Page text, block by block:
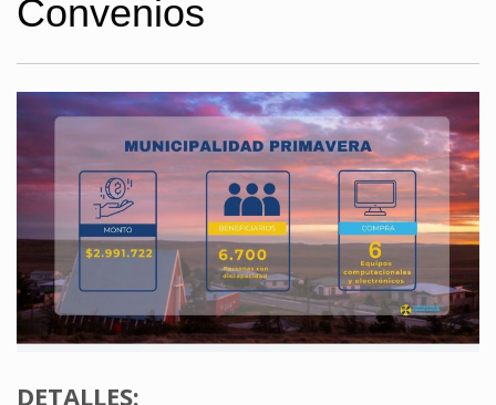
Convenios
DETALLES: